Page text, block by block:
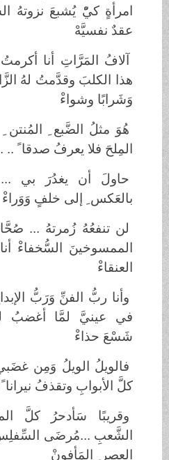
امرأةٍ كيّْ يُشبعَ نزوتهُ
عقدٌ نفسيَّهْ
آلافُ المَرَّاتِ أنا
هذا الكلبَ وقدَّمتُ لهُ
وَشَرابًا وشواءْ
هُوَ مثلُ الضَّبع ِ المُنتن
المِلحَ فلا يعرفُ صدقا ً .. ...
حاولَ أن يغدُرَ بي ...
بالعَكس ِ إلى خلفٍ وَوَراءْ
لن تنفعُهُ زُمرتهُ ...
الممسوخينَ السُّخفاءْ أنا
العنقاءْ
وأنا ربُّ الفنِّ وَرَبُّ
في عينيَّ لمَّا أغضبُ
شَسْعَ حذاءْ
فالويلُ الويلُ وَمِن
كلَّ الأبوابِ وتقذفُ نيرانا
وقريبًا سَأدحرُ كلَّ
الشَّعبِ ...مُرضَى السِّفلِس
العصر ِ المَأفونْ